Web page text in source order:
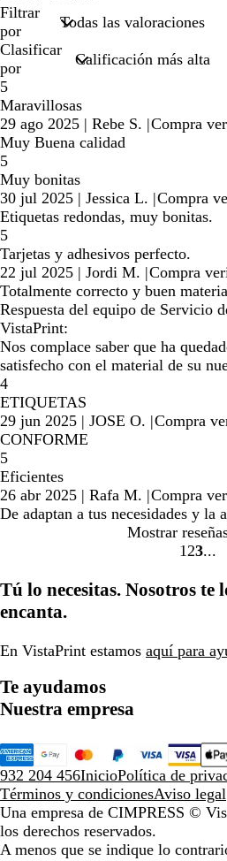
búsquedas
Filtrar
por
Clasificar
por
5
Maravillosas
29 ago 2025 | Rebe S. |Compra
Muy Buena calidad
5
Muy bonitas
30 jul 2025 | Jessica L. |Compra
Etiquetas redondas, muy bonitas.
5
Tarjetas y adhesivos perfecto.
22 jul 2025 | Jordi M. |Compra
Totalmente correcto y buen
Respuesta del equipo de Servicio
VistaPrint:
Nos complace saber que ha
satisfecho con el material de su
4
ETIQUETAS
29 jun 2025 | JOSE O. |Compra
CONFORME
5
Eficientes
26 abr 2025 | Rafa M. |Compra
De adaptan a tus necesidades y la
Mostrar
Ir
la
1 Ir
la
2 Ir
la
3
Tú lo necesitas. Nosotros
encanta.
En VistaPrint estamos aquí para
Te ayudamos
Nuestra empresa
932 204 456InicioPolítica de
Términos y condicionesAviso legal
Una empresa de CIMPRESS ©
los derechos reservados.
A menos que se indique lo